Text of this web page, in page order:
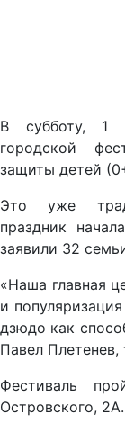
В субботу, 1
городской
защиты детей
Это уже
праздник
заявили 32
«Наша главная
и
дзюдо как
Павел
Фестиваль
Островского, 2А.